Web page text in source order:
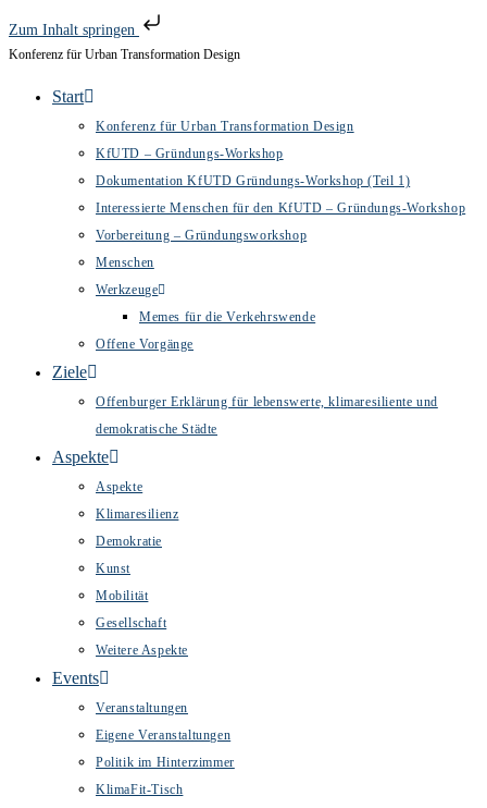
Zum Inhalt springen
Zum
Konferenz für Urban Transformation Design
Start
Konferenz für Urban Transformation Design
KfUTD – Gründungs-Workshop
Dokumentation KfUTD Gründungs-Workshop (Teil 1)
Interessierte Menschen für den KfUTD – Gründungs-Workshop
Vorbereitung – Gründungsworkshop
Menschen
Werkzeuge
Memes für die Verkehrswende
Offene Vorgänge
Ziele
Offenburger Erklärung für lebenswerte, klimaresiliente und
demokratische Städte
Aspekte
Aspekte
Klimaresilienz
Demokratie
Kunst
Mobilität
Gesellschaft
Weitere Aspekte
Events
Veranstaltungen
Eigene Veranstaltungen
Politik im Hinterzimmer
KlimaFit-Tisch